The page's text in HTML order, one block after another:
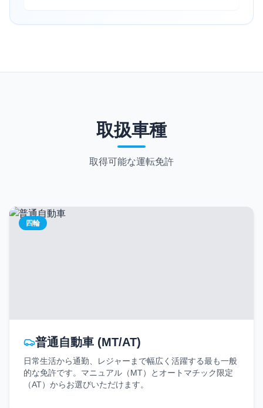
取扱車種
取得可能な運転免許
四輪
普通自動車 (MT/AT)
日常生活から通勤、レジャーまで幅広く活躍する最も一般
的な免許です。マニュアル（MT）とオートマチック限定
（AT）からお選びいただけます。